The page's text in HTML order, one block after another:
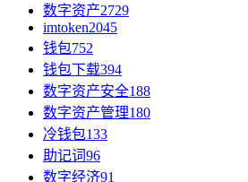
数字资产2729
imtoken2045
钱包752
钱包下载394
数字资产安全188
数字资产管理180
冷钱包133
助记词96
数字经济91